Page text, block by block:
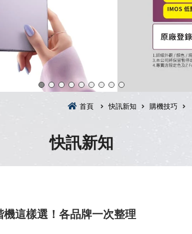
首頁 快訊新知 購機技巧
快訊新知
機這樣選！各品牌一次整理